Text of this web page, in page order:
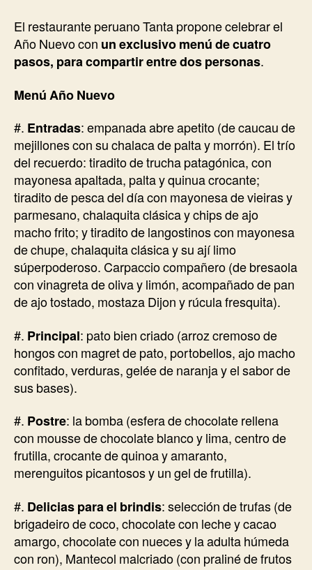
El restaurante peruano Tanta propone celebrar el
Año Nuevo con un exclusivo menú de cuatro
pasos, para compartir entre dos personas.
Menú Año Nuevo
#. Entradas: empanada abre apetito (de caucau de
mejillones con su chalaca de palta y morrón). El trío
del recuerdo: tiradito de trucha patagónica, con
mayonesa apaltada, palta y quinua crocante;
tiradito de pesca del día con mayonesa de vieiras y
parmesano, chalaquita clásica y chips de ajo
macho frito; y tiradito de langostinos con mayonesa
de chupe, chalaquita clásica y su ají limo
súperpoderoso. Carpaccio compañero (de bresaola
con vinagreta de oliva y limón, acompañado de pan
de ajo tostado, mostaza Dijon y rúcula fresquita).
#. Principal: pato bien criado (arroz cremoso de
hongos con magret de pato, portobellos, ajo macho
confitado, verduras, gelée de naranja y el sabor de
sus bases).
#. Postre: la bomba (esfera de chocolate rellena
con mousse de chocolate blanco y lima, centro de
frutilla, crocante de quinoa y amaranto,
merenguitos picantosos y un gel de frutilla).
#. Delicias para el brindis: selección de trufas (de
brigadeiro de coco, chocolate con leche y cacao
amargo, chocolate con nueces y la adulta húmeda
con ron), Mantecol malcriado (con praliné de frutos